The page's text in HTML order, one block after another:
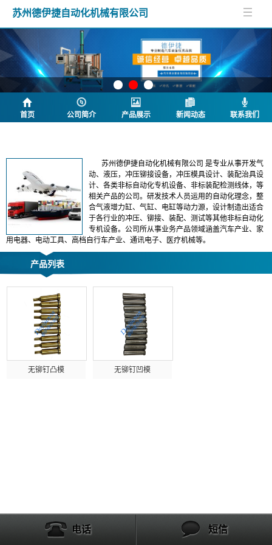
苏州德伊捷自动化机械有限公司
首页 公司简介 产品展示 新闻动态 联系我们
苏州德伊捷自动化机械有限公司 是专业从事开发气
动、液压，冲压铆接设备，冲压模具设计、装配治具设
计、各类非标自动化专机设备、非标装配检测线体，等
相关产品的公司。研发技术人员运用的自动化理念，整
合气液增力缸、气缸、电缸等动力源，设计制造出适合
于各行业的冲压、铆接、装配、测试等其他非标自动化
专机设备。公司所从事业务产品领域涵盖汽车产业、家
用电器、电动工具、高档自行车产业、通讯电子、医疗机械等。
产品列表
无铆钉凸模 无铆钉凹模
电话 短信